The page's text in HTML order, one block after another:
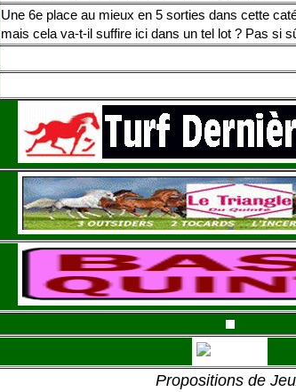
Une 6e place au mieux en 5 sorties dans cette
mais cela va-t-il suffire ici dans un tel lot ? Pas si
Propositions de